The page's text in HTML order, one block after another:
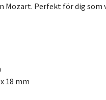
Mozart. Perfekt för dig
18 mm